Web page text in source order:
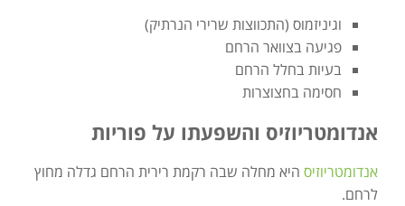
וגיניזמוס (התכווצות שרירי הנרתיק)
פגיעה בצוואר הרחם
בעיות בחלל הרחם
חסימה בחצוצרות
אנדומטריוזיס והשפעתו על פוריות
אנדומטריוזיס היא מחלה שבה רקמת רירית הרחם גדלה מחוץ
לרחם.